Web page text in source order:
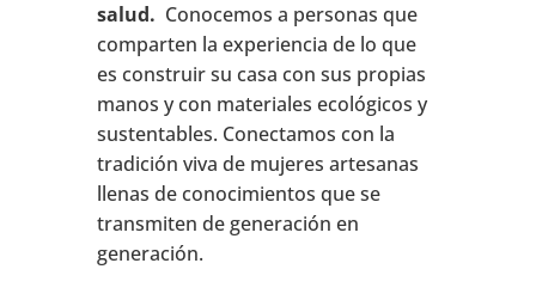
salud. Conocemos a personas que
comparten la experiencia de lo que
es construir su casa con sus propias
manos y con materiales ecológicos y
sustentables. Conectamos con la
tradición viva de mujeres artesanas
llenas de conocimientos que se
transmiten de generación en
generación.